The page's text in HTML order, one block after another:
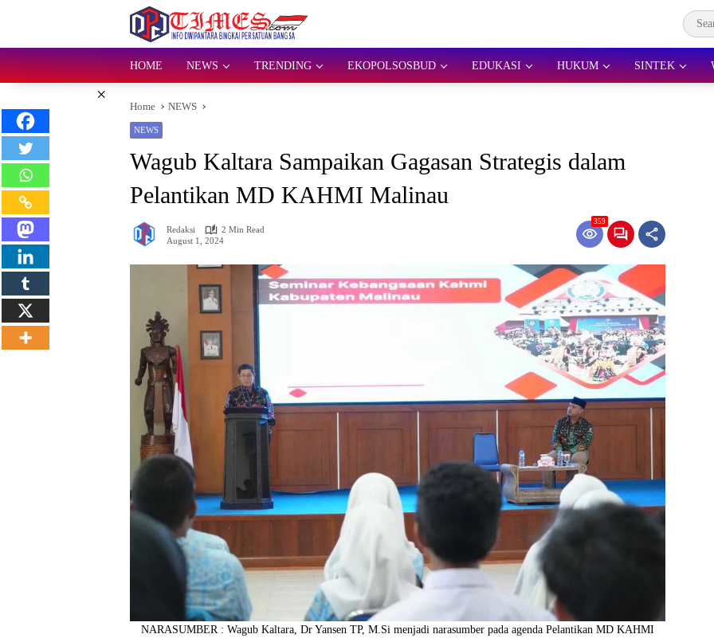
HOME NEWS TRENDING EKOPOLSOSBUD EDUKASI HUKUM SINTEK
×
Home NEWS
NEWS
Wagub Kaltara Sampaikan Gagasan Strategis dalam
Pelantikan MD KAHMI Malinau
Redaksi
2 Min Read
August 1, 2024
359
NARASUMBER : Wagub Kaltara, Dr Yansen TP, M.Si menjadi narasumber pada agenda Pelantikan MD KAHMI